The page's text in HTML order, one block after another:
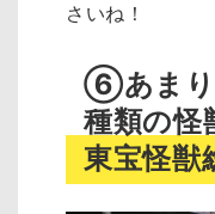
さいね！
⑥あまり
種類の怪
東宝怪獣